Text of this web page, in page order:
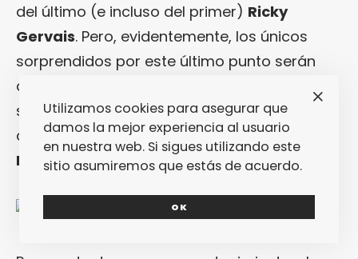
del último (e incluso del primer) Ricky
Gervais. Pero, evidentemente, los únicos
sorprendidos por este último punto serán
aquellos que no conozcan el finísimo y
sublime humor de dos de las más grandes
actrices surgidas de la familia de «Saturday
Night Live«.
Utilizamos cookies para asegurar que
damos la mejor experiencia al usuario
en nuestra web. Si sigues utilizando este
sitio asumiremos que estás de acuerdo.
OK